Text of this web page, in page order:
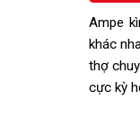
Ampe
khác
thợ
cực kỳ